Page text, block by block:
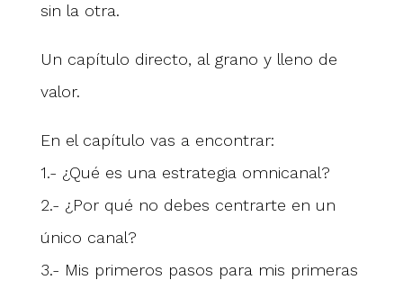
sin la otra.
Un capítulo directo, al grano y lleno de
valor.
En el capítulo vas a encontrar:
1.- ¿Qué es una estrategia omnicanal?
2.- ¿Por qué no debes centrarte en un
único canal?
3.- Mis primeros pasos para mis primeras